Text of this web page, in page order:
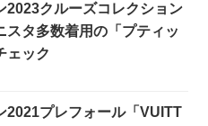
2023クルーズコレクション
スタ多数着用の「プティッ
ェック
2021プレフォール「VUITT